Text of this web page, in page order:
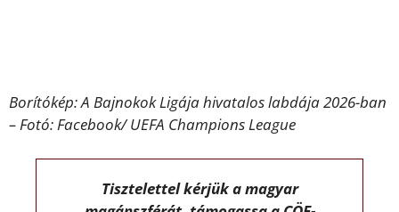
Borítókép: A Bajnokok Ligája hivatalos labdája 2026-ban
– Fotó: Facebook/ UEFA Champions League
Tisztelettel kérjük a magyar